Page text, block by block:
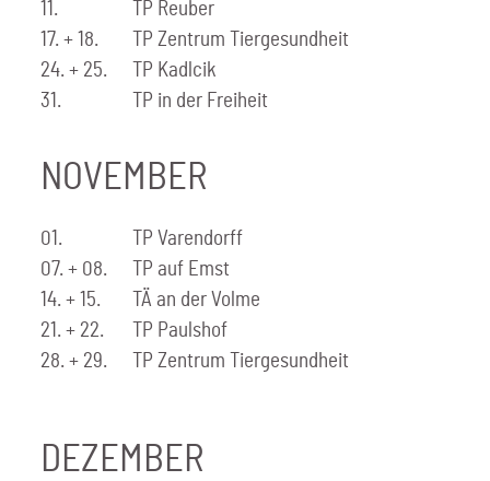
11.
TP Reuber
17. + 18.
TP Zentrum Tiergesundheit
24. + 25.
TP Kadlcik
31.
TP in der Freiheit
NOVEMBER
01.
TP Varendorff
07. + 08.
TP auf Emst
14. + 15.
TÄ an der Volme
21. + 22.
TP Paulshof
28. + 29.
TP Zentrum Tiergesundheit
DEZEMBER